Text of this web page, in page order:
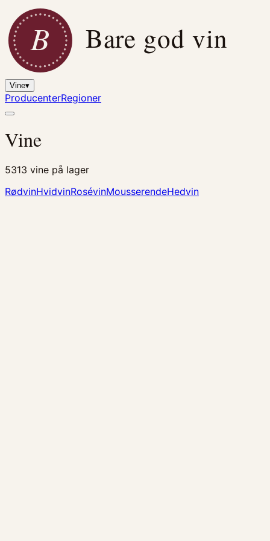
B Bare god vin
Vine▾
ProducenterRegioner
Vine
5313 vine på lager
RødvinHvidvinRosévinMousserendeHedvin